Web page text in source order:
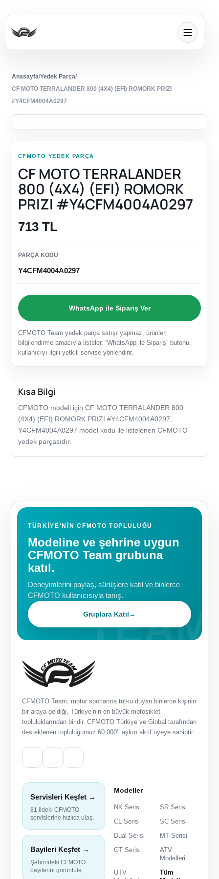
Anasayfa/Yedek Parça/
CF MOTO TERRALANDER 800 (4X4) (EFI) ROMORK PRIZI
#Y4CFM4004A0297
CFMOTO YEDEK PARÇA
CF MOTO TERRALANDER
800 (4X4) (EFI) ROMORK
PRIZI #Y4CFM4004A0297
713 TL
PARÇA KODU
Y4CFM4004A0297
WhatsApp ile Sipariş Ver
CFMOTO Team yedek parça satışı yapmaz; ürünleri
bilgilendirme amacıyla listeler. “WhatsApp ile Sipariş” butonu,
kullanıcıyı ilgili yetkili servise yönlendirir.
Kısa Bilgi
CFMOTO modeli için CF MOTO TERRALANDER 800
(4X4) (EFI) ROMORK PRIZI #Y4CFM4004A0297,
Y4CFM4004A0297 model kodu ile listelenen CFMOTO
yedek parçasıdır.
TÜRKIYE'NIN CFMOTO TOPLULUĞU
Modeline ve şehrine uygun
CFMOTO Team grubuna
katıl.
Deneyimlerini paylaş, sürüşlere katıl ve binlerce
CFMOTO kullanıcısıyla tanış.
Gruplara Katıl→
CFMOTO Team, motor sporlarına tutku duyan binlerce kişinin
bir araya geldiği, Türkiye’nin en büyük motosiklet
topluluklarından biridir. CFMOTO Türkiye ve Global tarafından
desteklenen topluluğumuz 60.000’i aşkın aktif üyeye sahiptir.
Servisleri Keşfet →
81 ildeki CFMOTO
servislerine hızlıca ulaş.
Bayileri Keşfet →
Şehrindeki CFMOTO
bayilerini görüntüle.
Modeller
NK Serisi
SR Serisi
CL Serisi
SC Serisi
Dual Serisi
MT Serisi
GT Serisi
ATV
Modelleri
UTV
Tüm